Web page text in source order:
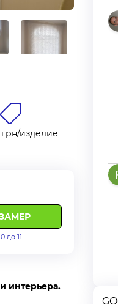
изделие
до 11
интерьера.